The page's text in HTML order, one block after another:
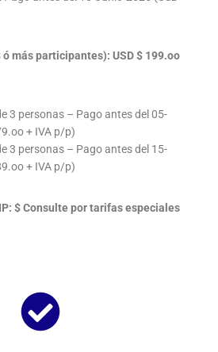
más participantes): USD $ 199.oo
3 personas – Pago antes del 05-
+ IVA p/p)
3 personas – Pago antes del 15-
+ IVA p/p)
$ Consulte por tarifas especiales